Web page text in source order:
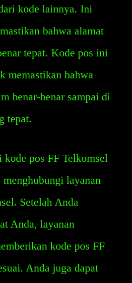
kode lainnya. Ini
bahwa alamat
tepat. Kode pos ini
memastikan bahwa
benar-benar sampai di
tepat.
kode pos FF Telkomsel
layanan
Setelah Anda
Anda, layanan
kode pos FF
Anda juga dapat